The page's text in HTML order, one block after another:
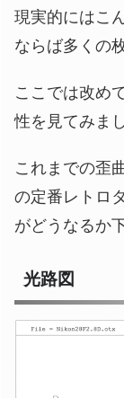
現実的にはこ
ならば多くの
ここでは改め
性を見てみま
これまでの歪
の定番レトロ
がどうなるか
光路図